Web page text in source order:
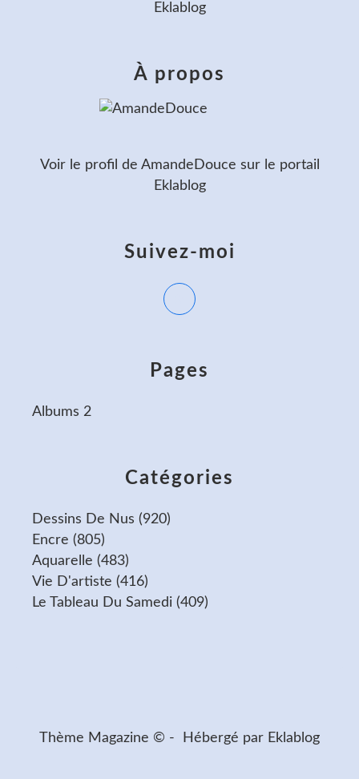
Catégories
Dessins De Nus (920)
Encre (805)
Aquarelle (483)
Vie D'artiste (416)
Le Tableau Du Samedi (409)
Pages
Albums 2
Eklablog
Suivez-moi
À propos
Voir le profil de AmandeDouce sur le portail
Eklablog
Thème Magazine © - Hébergé par Eklablog